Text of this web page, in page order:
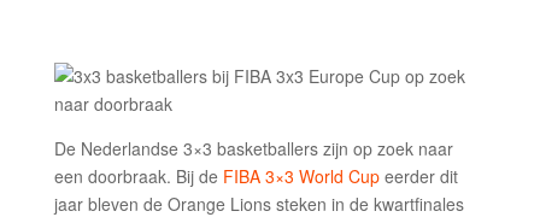
De Nederlandse 3×3 basketballers zijn op zoek naar
een doorbraak. Bij de FIBA 3×3 World Cupeerder dit
jaar bleven de Orange Lions steken in de kwartfinales